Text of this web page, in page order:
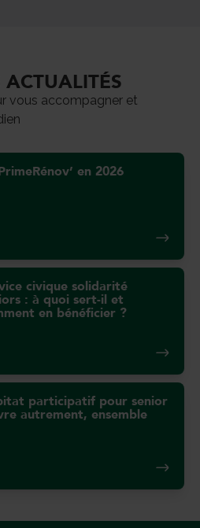
vous accompagner et
en 2026
civique solidarité
: à quoi sert-il et
en bénéficier ?
participatif pour senior
autrement, ensemble